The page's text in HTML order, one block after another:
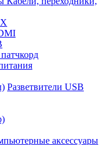
Разветвители USB
аксессуары